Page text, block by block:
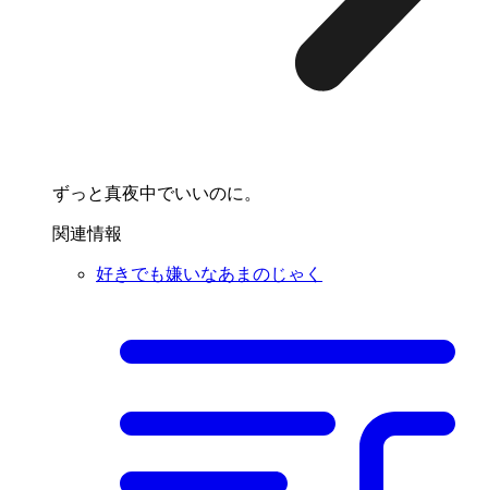
ずっと真夜中でいいのに。
関連情報
好きでも嫌いなあまのじゃく